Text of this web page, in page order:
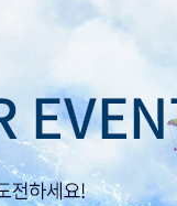
패스 오브
패스 오브
플레이
클랜
모집